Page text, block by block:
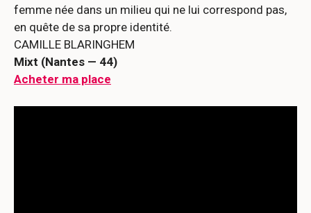
femme née dans un milieu qui ne lui correspond pas,
en quête de sa propre identité.
CAMILLE BLARINGHEM
Mixt (Nantes — 44)
Acheter ma place